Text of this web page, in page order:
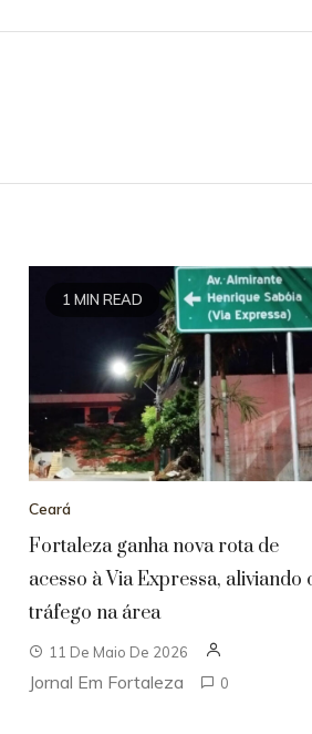
1 MIN READ
Ceará
Fortaleza ganha nova rota de
acesso à Via Expressa, aliviando
tráfego na área
11 De Maio De 2026
Jornal Em Fortaleza 0